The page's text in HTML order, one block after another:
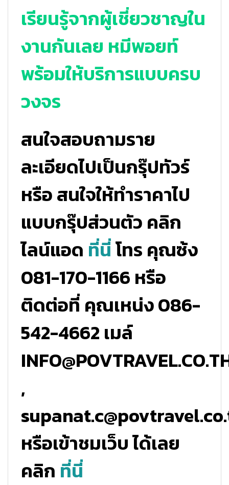
เรียนรู้จากผู้เชี่ยวชาญใน
งานกันเลย หมีพอยท์
พร้อมให้บริการแบบครบ
วงจร
สนใจสอบถามราย
ละเอียดไปเป็นกรุ๊ปทัวร์
หรือ สนใจให้ทำราคาไป
แบบกรุ๊ปส่วนตัว คลิก
ไลน์แอด ที่นี่โทร คุณซ้ง
081-170-1166 หรือ
ติดต่อที่ คุณเหน่ง 086-
542-4662 เมล์
,
หรือเข้าชมเว็บ ได้เลย
คลิก ที่นี่